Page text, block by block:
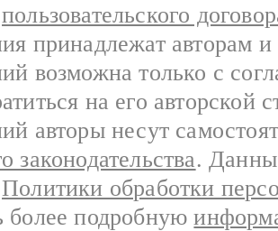
пользовательского
принадлежат авторам
возможна только с
на его авторской
авторы несут
законодательства.
Политики обработки
более подробную